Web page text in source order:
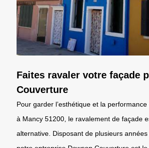
Faites ravaler votre façade
Couverture
Pour garder l’esthétique et la
à Mancy 51200, le ravalement de façade
alternative. Disposant de plusieurs années